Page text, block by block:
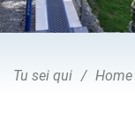
Tu sei qui Home